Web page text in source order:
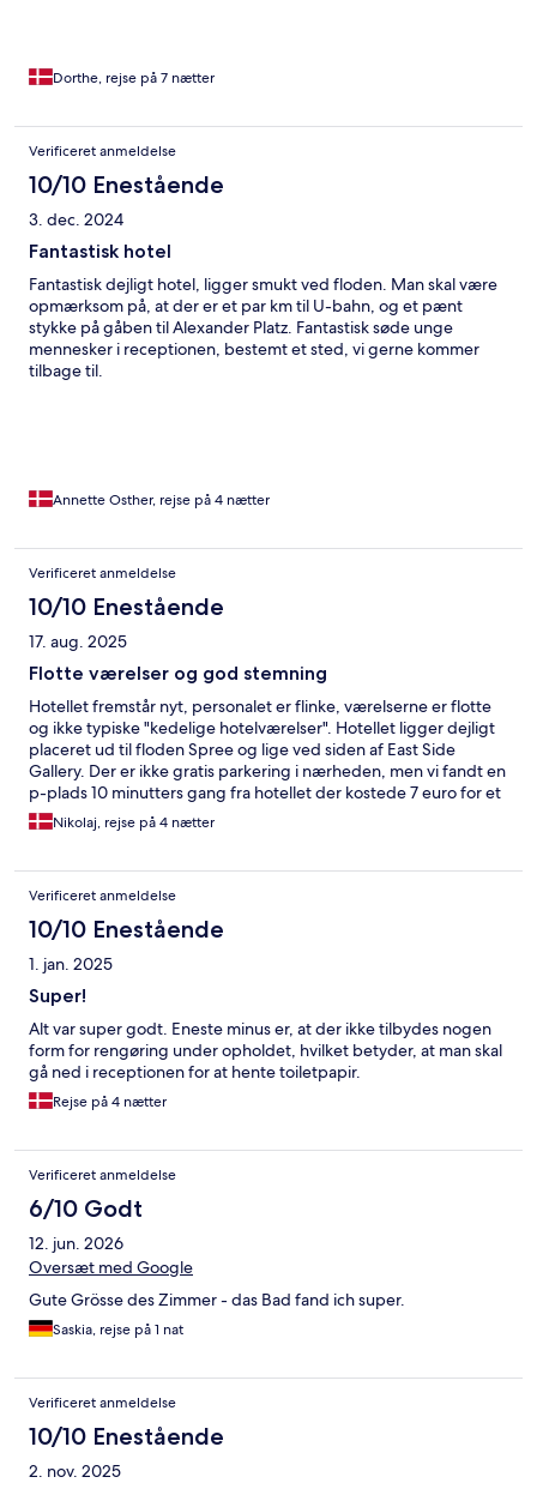
Dorthe, rejse på 7 nætter
Verificeret anmeldelse
10/10 Enestående
3. dec. 2024
Fantastisk hotel
Fantastisk dejligt hotel, ligger smukt ved floden. Man skal være
opmærksom på, at der er et par km til U-bahn, og et pænt
stykke på gåben til Alexander Platz. Fantastisk søde unge
mennesker i receptionen, bestemt et sted, vi gerne kommer
tilbage til.
Annette Osther, rejse på 4 nætter
Verificeret anmeldelse
10/10 Enestående
17. aug. 2025
Flotte værelser og god stemning
Hotellet fremstår nyt, personalet er flinke, værelserne er flotte
og ikke typiske "kedelige hotelværelser". Hotellet ligger dejligt
placeret ud til floden Spree og lige ved siden af East Side
Gallery. Der er ikke gratis parkering i nærheden, men vi fandt en
p-plads 10 minutters gang fra hotellet der kostede 7 euro for et
døgn, og ellers kan man parkere lige udenfor på gaden til 2
euro pr time. Jeg ville klart overveje at komme igen næste gang
Nikolaj, rejse på 4 nætter
Verificeret anmeldelse
10/10 Enestående
1. jan. 2025
Super!
Alt var super godt. Eneste minus er, at der ikke tilbydes nogen
form for rengøring under opholdet, hvilket betyder, at man skal
gå ned i receptionen for at hente toiletpapir.
Rejse på 4 nætter
Verificeret anmeldelse
6/10 Godt
12. jun. 2026
Oversæt med Google
Gute Grösse des Zimmer - das Bad fand ich super.
Saskia, rejse på 1 nat
Verificeret anmeldelse
10/10 Enestående
2. nov. 2025